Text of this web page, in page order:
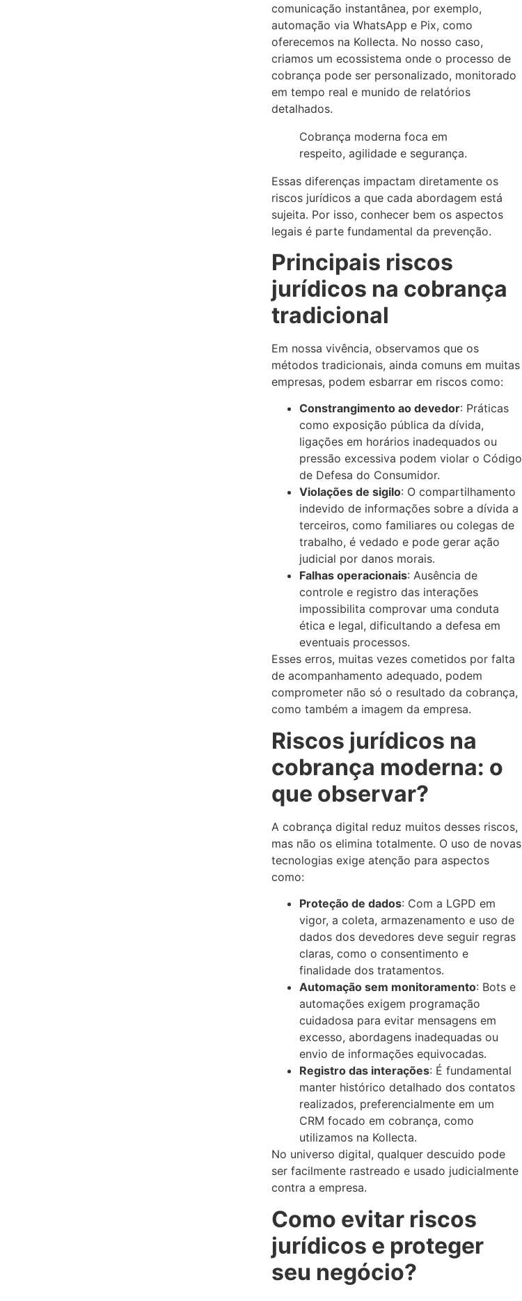
comunicação instantânea, por exemplo,
automação via WhatsApp e Pix, como
oferecemos na Kollecta. No nosso caso,
criamos um ecossistema onde o processo de
cobrança pode ser personalizado, monitorado
em tempo real e munido de relatórios
detalhados.
Cobrança moderna foca em
respeito, agilidade e segurança.
Essas diferenças impactam diretamente os
riscos jurídicos a que cada abordagem está
sujeita. Por isso, conhecer bem os aspectos
legais é parte fundamental da prevenção.
Principais riscos
jurídicos na cobrança
tradicional
Em nossa vivência, observamos que os
métodos tradicionais, ainda comuns em muitas
empresas, podem esbarrar em riscos como:
Constrangimento ao devedor: Práticas
como exposição pública da dívida,
ligações em horários inadequados ou
pressão excessiva podem violar o Código
de Defesa do Consumidor.
Violações de sigilo: O compartilhamento
indevido de informações sobre a dívida a
terceiros, como familiares ou colegas de
trabalho, é vedado e pode gerar ação
judicial por danos morais.
Falhas operacionais: Ausência de
controle e registro das interações
impossibilita comprovar uma conduta
ética e legal, dificultando a defesa em
eventuais processos.
Esses erros, muitas vezes cometidos por falta
de acompanhamento adequado, podem
comprometer não só o resultado da cobrança,
como também a imagem da empresa.
Riscos jurídicos na
cobrança moderna: o
que observar?
A cobrança digital reduz muitos desses riscos,
mas não os elimina totalmente. O uso de novas
tecnologias exige atenção para aspectos
como:
Proteção de dados: Com a LGPD em
vigor, a coleta, armazenamento e uso de
dados dos devedores deve seguir regras
claras, como o consentimento e
finalidade dos tratamentos.
Automação sem monitoramento: Bots e
automações exigem programação
cuidadosa para evitar mensagens em
excesso, abordagens inadequadas ou
envio de informações equivocadas.
Registro das interações: É fundamental
manter histórico detalhado dos contatos
realizados, preferencialmente em um
CRM focado em cobrança, como
utilizamos na Kollecta.
No universo digital, qualquer descuido pode
ser facilmente rastreado e usado judicialmente
contra a empresa.
Como evitar riscos
jurídicos e proteger
seu negócio?